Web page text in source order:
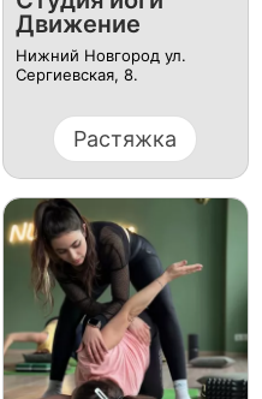
Движение
Нижний Новгород ул.
Сергиевская, 8.
Растяжка